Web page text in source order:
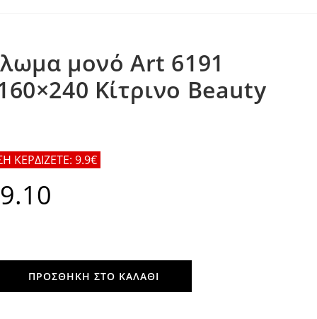
μονό Art 6191
Κίτρινο Beauty
ΚΕΡΔΙΖΕΤΕ: 9.9€
ΠΡΟΣΘΉΚΗ ΣΤΟ ΚΑΛΆΘΙ